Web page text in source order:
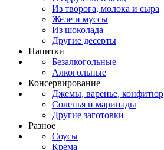
Из творога, молока и сыра
Желе и муссы
Из шоколада
Другие десерты
Напитки
Безалкогольные
Алкогольные
Консервирование
Джемы, варенье, конфитюр
Соленья и маринады
Другие заготовки
Разное
Соусы
Крема